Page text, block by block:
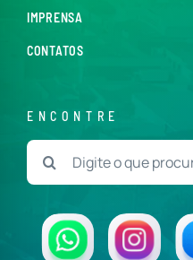
IMPRENSA
CONTATOS
ENCONTRE
Buscar
resultados